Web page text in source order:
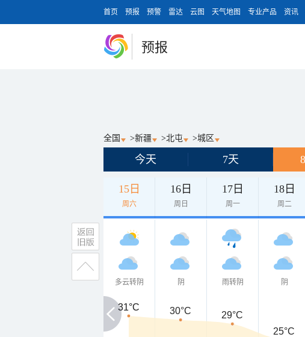
首页 预报 预警 雷达 云图 天气地图 专业产品 资讯
预报
全国 >新疆 >北屯 >城区
今天 7天
15日
周六
16日
周日
17日
周一
18日
周二
多云转阴 阴 雨转阴 阴
31°C
31°C 30°C 29°C
25°C